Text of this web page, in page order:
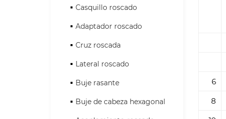
Casquillo roscado
Adaptador roscado
Cruz roscada
Lateral roscado
Buje rasante
Buje de cabeza hexagonal
6
8